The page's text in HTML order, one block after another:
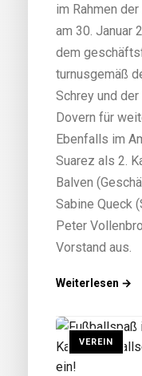
im Rahmen
am 30. Januar
dem
turnusgemäß
Schrey und
Dovern für
Ebenfalls im
Suarez als 2.
Balven
Sabine Queck
Peter
Vorstand aus.
Weiterlesen →
VEREIN